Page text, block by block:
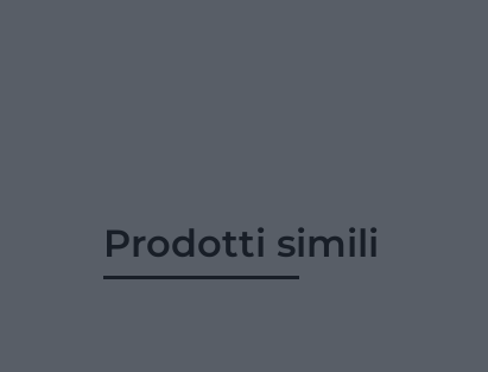
Prodotti simili